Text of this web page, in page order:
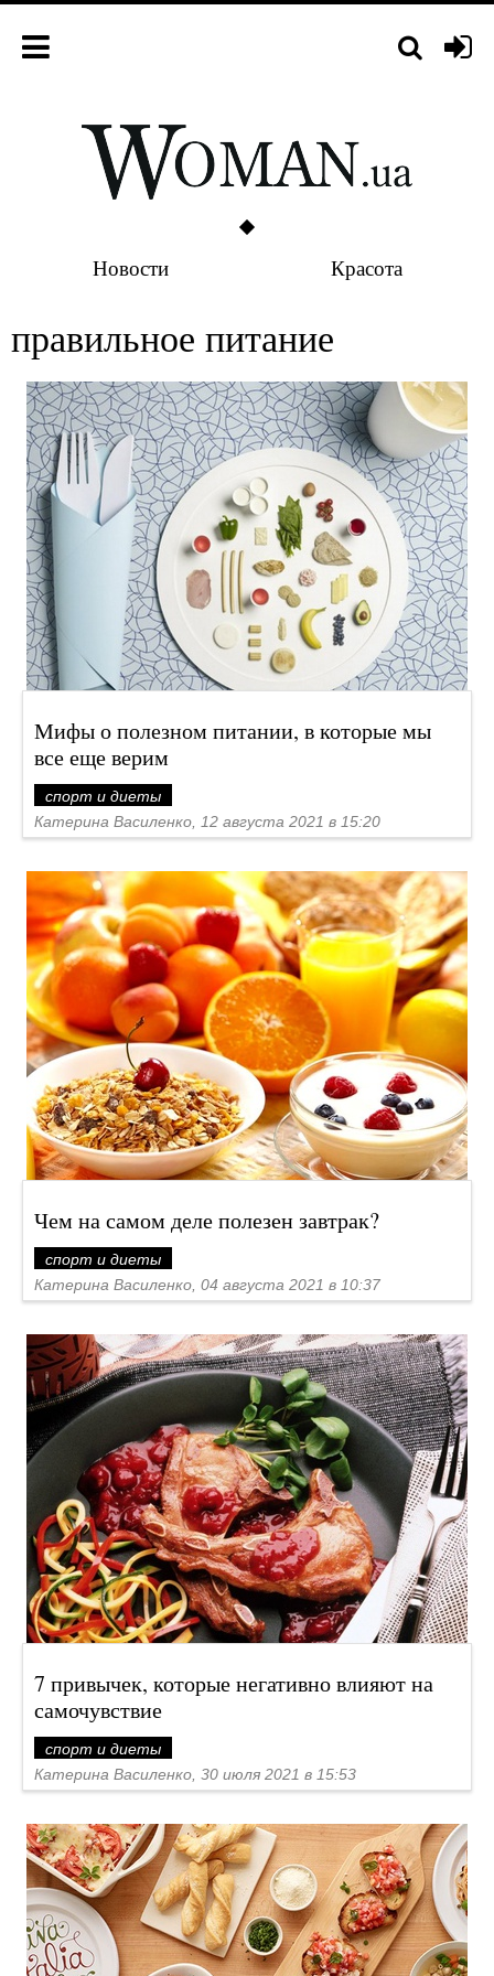
Новости Красота
правильное питание
Мифы о полезном питании, в которые мы
все еще верим
спорт и диеты
Катерина Василенко, 12 августа 2021 в 15:20
Чем на самом деле полезен завтрак?
спорт и диеты
Катерина Василенко, 04 августа 2021 в 10:37
7 привычек, которые негативно влияют на
самочувствие
спорт и диеты
Катерина Василенко, 30 июля 2021 в 15:53